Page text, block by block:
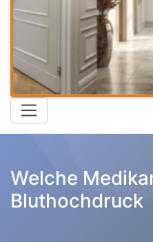
Welche
Bluthochdruck